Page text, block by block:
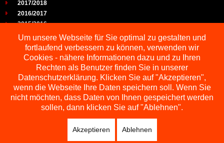
2017/2018
2016/2017
2015/2016
2014/2015
2013/2014
2012/2013
2011/2012
2010/2011
2009/2010
Copyright © 2026 Schachbezirk Sauerland
Um unsere Webseite für Sie optimal zu gestalten und
fortlaufend verbessern zu können, verwenden wir
Cookies - nähere Informationen dazu und zu Ihren
Rechten als Benutzer finden Sie in unserer
Datenschutzerklärung. Klicken Sie auf "Akzeptieren",
wenn die Webseite Ihre Daten speichern soll. Wenn Sie
nicht möchten, dass Daten von Ihnen gespeichert werden
sollen, dann klicken Sie auf "Ablehnen".
Akzeptieren Ablehnen